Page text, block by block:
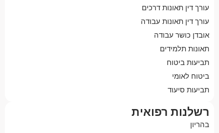
עורך דין תאונות דרכים
עורך דין תאונות עבודה
אובדן כושר עבודה
תאונות תלמידים
תביעות ביטוח
ביטוח לאומי
תביעות סיעוד
רשלנות רפואית
בהריון